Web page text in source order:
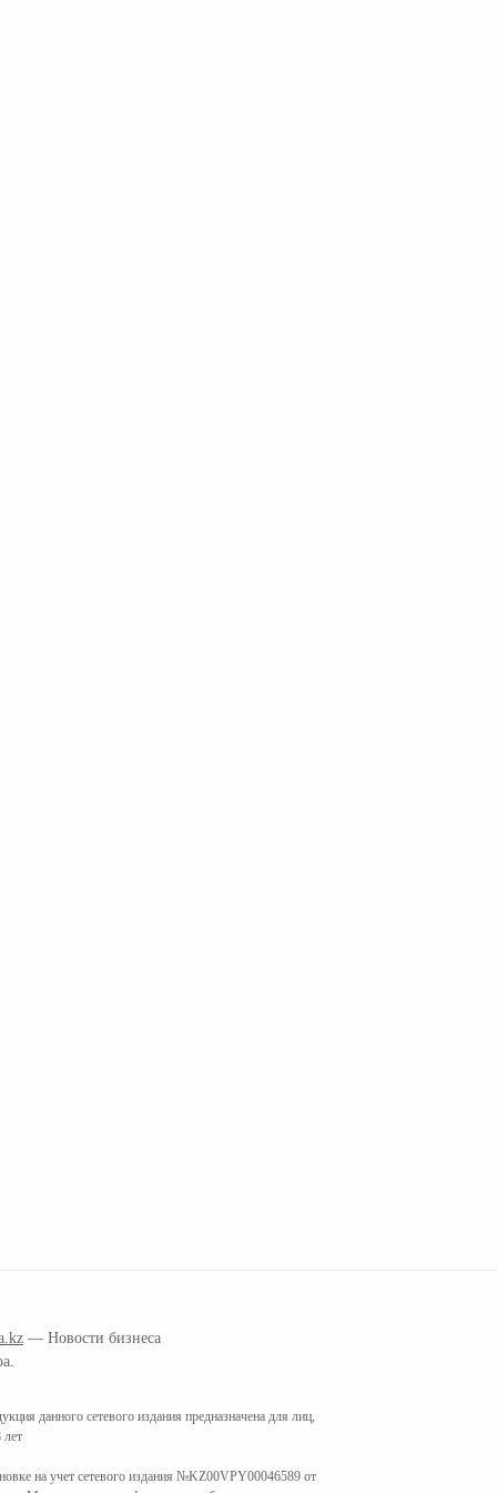
— Новости бизнеса
данного сетевого издания предназначена для лиц,
лет
на учет сетевого издания №KZ00VPY00046589 от